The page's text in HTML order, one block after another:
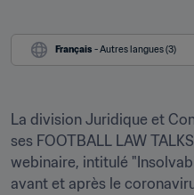
Français - Autres langues (3)
La division Juridique et
ses FOOTBALL LAW
webinaire, intitulé
avant et après le